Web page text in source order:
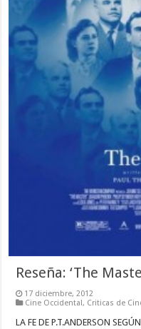
Reseña: ‘The
17 diciembre, 2012
Cine Occidental, Criticas de
LA FE DE P.T.ANDERSON